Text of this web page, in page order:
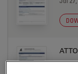
Jul 27,